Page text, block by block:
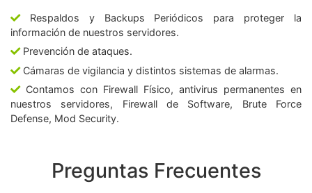
Respaldos y Backups Periódicos para proteger la
información de nuestros servidores.
Prevención de ataques.
Cámaras de vigilancia y distintos sistemas de alarmas.
Contamos con Firewall Físico, antivirus permanentes en
nuestros servidores, Firewall de Software, Brute Force
Defense, Mod Security.
Preguntas Frecuentes